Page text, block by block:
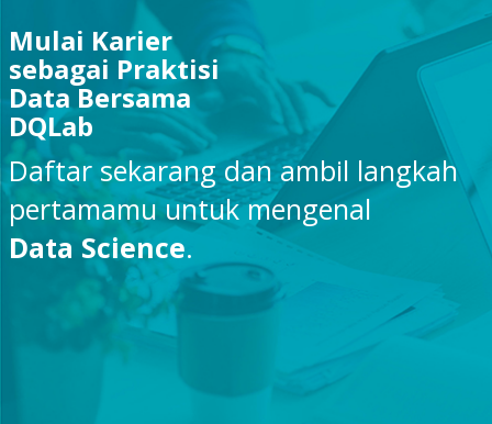
Mulai Karier
sebagai Praktisi
Data Bersama
DQLab
Daftar sekarang dan ambil langkah
pertamamu untuk mengenal
Data Science.